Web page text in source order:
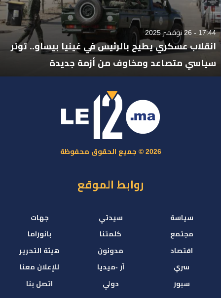
17:44 - 26 نوفمبر 2025
انقلاب عسكري يطيح بالرئيس في غينيا بيساو.. توتر
سياسي متصاعد ومخاوف من أزمة جديدة
2026 © جميع الحقوق محفوظة
روابط الموقع
سياسة
مجتمع
اقتصاد
سري
سبور
سيدتي
كلمتنا
مدونون
آر -ميديا
دولي
جهات
بانوراما
هيئة التحرير
للإعلان معنا
اتصل بنا